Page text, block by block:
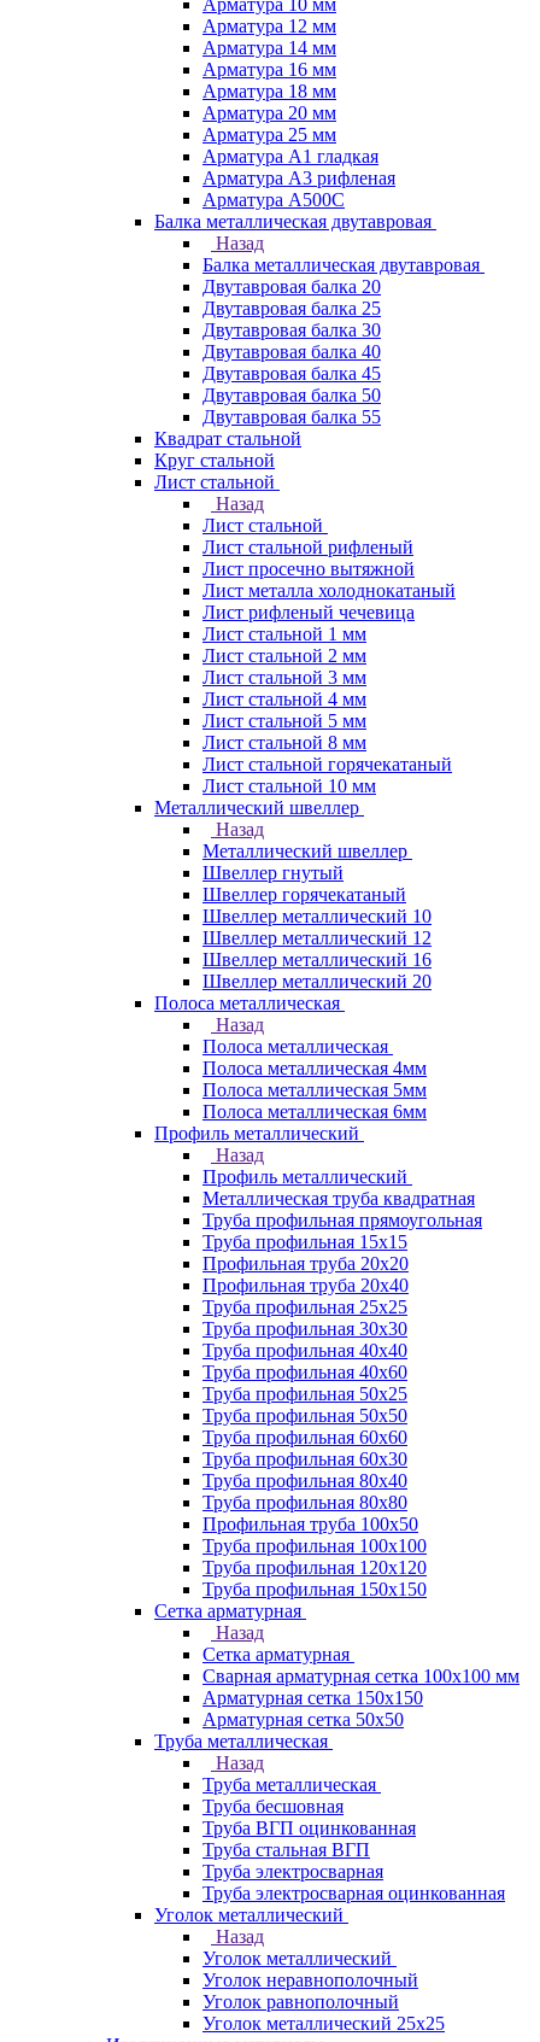
Арматура 10 мм
Арматура 12 мм
Арматура 14 мм
Арматура 16 мм
Арматура 18 мм
Арматура 20 мм
Арматура 25 мм
Арматура А1 гладкая
Арматура А3 рифленая
Арматура А500С
Балка металлическая двутавровая
Назад
Балка металлическая двутавровая
Двутавровая балка 20
Двутавровая балка 25
Двутавровая балка 30
Двутавровая балка 40
Двутавровая балка 45
Двутавровая балка 50
Двутавровая балка 55
Квадрат стальной
Круг стальной
Лист стальной
Назад
Лист стальной
Лист стальной рифленый
Лист просечно вытяжной
Лист металла холоднокатаный
Лист рифленый чечевица
Лист стальной 1 мм
Лист стальной 2 мм
Лист стальной 3 мм
Лист стальной 4 мм
Лист стальной 5 мм
Лист стальной 8 мм
Лист стальной горячекатаный
Лист стальной 10 мм
Металлический швеллер
Назад
Металлический швеллер
Швеллер гнутый
Швеллер горячекатаный
Швеллер металлический 10
Швеллер металлический 12
Швеллер металлический 16
Швеллер металлический 20
Полоса металлическая
Назад
Полоса металлическая
Полоса металлическая 4мм
Полоса металлическая 5мм
Полоса металлическая 6мм
Профиль металлический
Назад
Профиль металлический
Металлическая труба квадратная
Труба профильная прямоугольная
Труба профильная 15х15
Профильная труба 20х20
Профильная труба 20х40
Труба профильная 25х25
Труба профильная 30x30
Труба профильная 40х40
Труба профильная 40х60
Труба профильная 50х25
Труба профильная 50х50
Труба профильная 60x60
Труба профильная 60х30
Труба профильная 80х40
Труба профильная 80х80
Профильная труба 100х50
Труба профильная 100х100
Труба профильная 120х120
Труба профильная 150х150
Сетка арматурная
Назад
Сетка арматурная
Сварная арматурная сетка 100х100 мм
Арматурная сетка 150х150
Арматурная сетка 50х50
Труба металлическая
Назад
Труба металлическая
Труба бесшовная
Труба ВГП оцинкованная
Труба стальная ВГП
Труба электросварная
Труба электросварная оцинкованная
Уголок металлический
Назад
Уголок металлический
Уголок неравнополочный
Уголок равнополочный
Уголок металлический 25х25